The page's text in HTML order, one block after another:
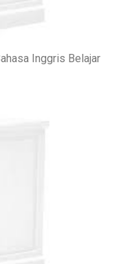
Inggris Belajar